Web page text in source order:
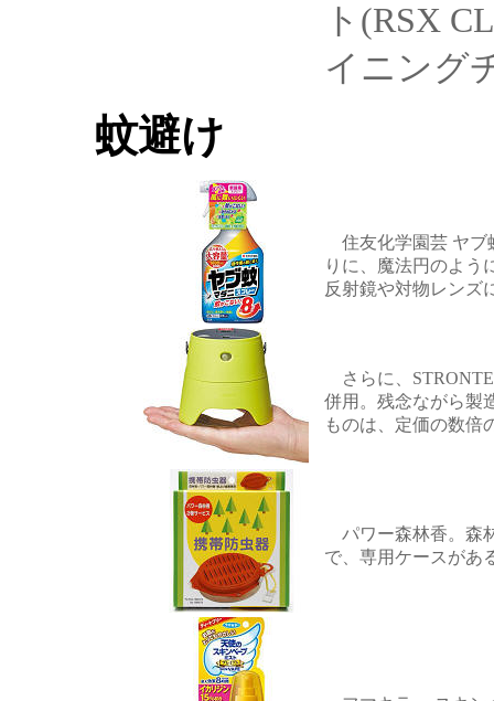
ト(RSX
イニング
蚊避け
住友化学園芸 ヤブ
りに、魔法円のよう
反射鏡や対物レンズ
さらに、
併用。残念ながら製
ものは、定価の数倍
パワー森林香。森
で、専用ケースがあ